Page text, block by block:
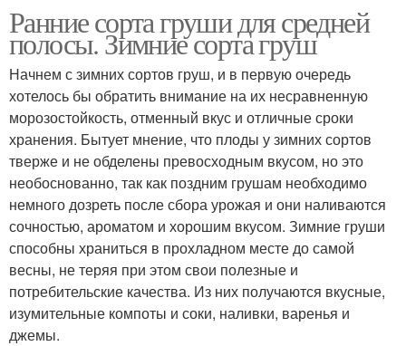
Ранние сорта груши для средней
полосы. Зимние сорта груш
Начнем с зимних сортов груш, и в первую очередь
хотелось бы обратить внимание на их несравненную
морозостойкость, отменный вкус и отличные сроки
хранения. Бытует мнение, что плоды у зимних сортов
тверже и не обделены превосходным вкусом, но это
необоснованно, так как поздним грушам необходимо
немного дозреть после сбора урожая и они наливаются
сочностью, ароматом и хорошим вкусом. Зимние груши
способны храниться в прохладном месте до самой
весны, не теряя при этом свои полезные и
потребительские качества. Из них получаются вкусные,
изумительные компоты и соки, наливки, варенья и
джемы.